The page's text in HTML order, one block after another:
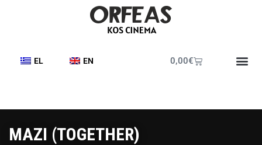
EL EN 0,00€
MAZI (TOGETHER)